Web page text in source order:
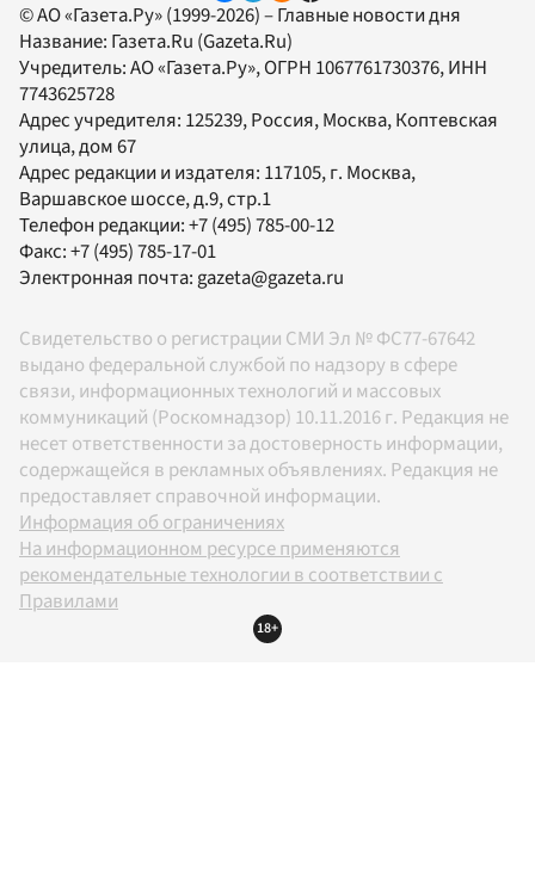
© АО «Газета.Ру» (1999-2026) – Главные новости дня
Название: Газета.Ru (Gazeta.Ru)
Учредитель:АО «Газета.Ру», ОГРН 1067761730376, ИНН
7743625728
Адрес учредителя: 125239, Россия, Москва, Коптевская
улица, дом 67
Адрес редакции и издателя: 117105, г. Москва,
Варшавское шоссе, д.9, стр.1
Телефон редакции:+7 (495) 785-00-12
Факс:+7 (495) 785-17-01
Электронная почта:gazeta@gazeta.ru
Свидетельство о регистрации СМИ Эл № ФС77-67642
выдано федеральной службой по надзору в сфере
связи, информационных технологий и массовых
коммуникаций (Роскомнадзор) 10.11.2016 г. Редакция не
несет ответственности за достоверность информации,
содержащейся в рекламных объявлениях. Редакция не
предоставляет справочной информации.
Информация об ограничениях
На информационном ресурсе применяются
рекомендательные технологии в соответствии с
Правилами
18+